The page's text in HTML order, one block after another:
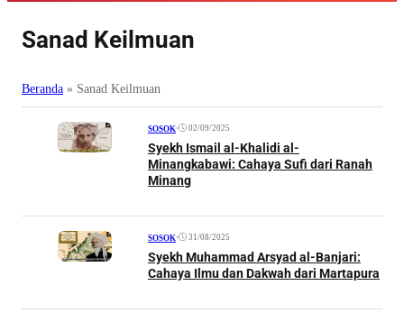
Sanad Keilmuan
Beranda » Sanad Keilmuan
SOSOK• 02/09/2025
Syekh Ismail al-Khalidi al-
Minangkabawi: Cahaya Sufi dari Ranah
Minang
SOSOK• 31/08/2025
Syekh Muhammad Arsyad al-Banjari:
Cahaya Ilmu dan Dakwah dari Martapura